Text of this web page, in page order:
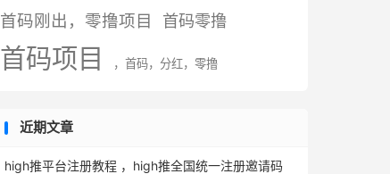
首码刚出，零撸项目 首码零撸
首码项目 ，首码，分红，零撸
近期文章
high推平台注册教程 ，high推全国统一注册邀请码